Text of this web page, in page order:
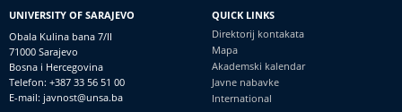
UNIVERSITY OF SARAJEVO
Obala Kulina bana 7/II
71000 Sarajevo
Bosna i Hercegovina
Telefon: +387 33 56 51 00
E-mail: javnost@unsa.ba
QUICK LINKS
Direktorij kontakata
Mapa
Akademski kalendar
Javne nabavke
International